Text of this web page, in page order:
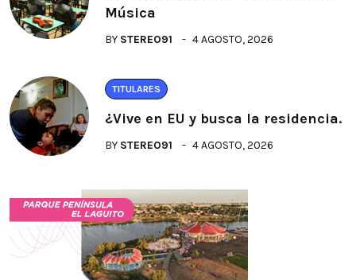
Música
BY STEREO91 4 AGOSTO, 2026
TITULARES
¿Vive en EU y busca la residencia.
BY STEREO91 4 AGOSTO, 2026